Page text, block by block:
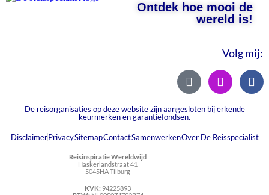
Ontdek hoe mooi de
wereld is!
Volg mij:
De reisorganisaties op deze website zijn aangesloten bij erkende
keurmerken en garantiefondsen.
DisclaimerPrivacySitemapContactSamenwerkenOver De Reisspecialist
Reisinspiratie Wereldwijd
Haskerlandstraat 41
5045HA Tilburg
KVK: 94225893